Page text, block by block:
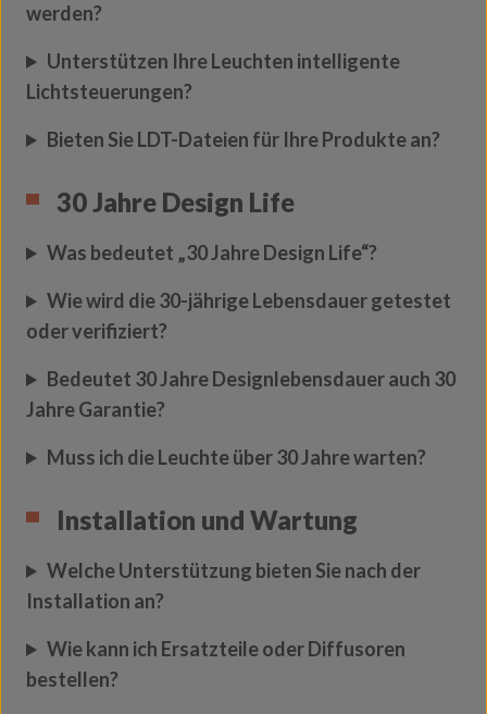
werden?
Unterstützen Ihre Leuchten intelligente
Lichtsteuerungen?
Bieten Sie LDT-Dateien für Ihre Produkte an?
30 Jahre Design Life
Was bedeutet „30 Jahre Design Life“?
Wie wird die 30-jährige Lebensdauer getestet
oder verifiziert?
Bedeutet 30 Jahre Designlebensdauer auch 30
Jahre Garantie?
Muss ich die Leuchte über 30 Jahre warten?
Installation und Wartung
Welche Unterstützung bieten Sie nach der
Installation an?
Wie kann ich Ersatzteile oder Diffusoren
bestellen?